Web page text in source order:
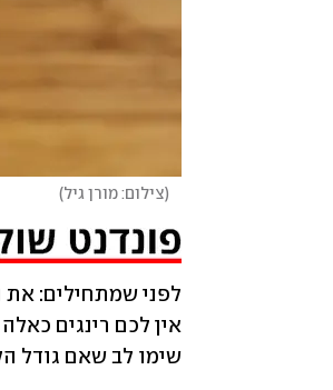
(צילום: מורן גיל)
שימו לב שאם גודל